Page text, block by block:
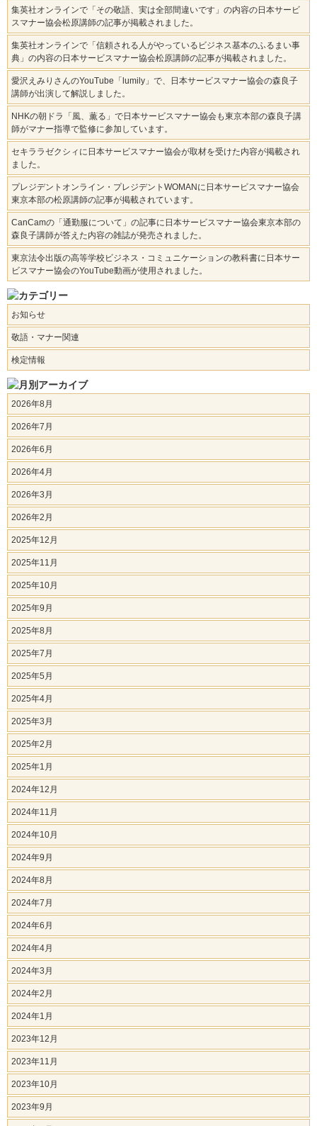
集英社オンラインで「その敬語、実は全部間違いです」の内容の日本サービ
スマナー協会松原講師の記事が掲載されました。
集英社オンラインで「信頼される人がやっているビジネス基本のふるまい事
典」の内容の日本サービスマナー協会松原講師の記事が掲載されました。
愛沢えみりさんのYouTube「lumily」で、日本サービスマナー協会の森良子
講師が出演して解説しました。
NHKの朝ドラ「風、薫る」で日本サービスマナー協会も東京本部の森良子講
師がマナー指導で監修に参加しています。
セキララゼクシィに日本サービスマナー協会が取材を受けた内容が掲載され
ました。
プレジデントオンライン・プレジデントWOMANに日本サービスマナー協会
東京本部の松原講師の記事が掲載されています。
CanCamの「通勤服について」の記事に日本サービスマナー協会東京本部の
森良子講師が答えた内容の雑誌が発売されました。
東京法令出版の高等学校ビジネス・コミュニケーションの教科書に日本サー
ビスマナー協会のYouTube動画が使用されました。
お知らせ
敬語・マナー関連
検定情報
2026年8月
2026年7月
2026年6月
2026年4月
2026年3月
2026年2月
2025年12月
2025年11月
2025年10月
2025年9月
2025年8月
2025年7月
2025年5月
2025年4月
2025年3月
2025年2月
2025年1月
2024年12月
2024年11月
2024年10月
2024年9月
2024年8月
2024年7月
2024年6月
2024年4月
2024年3月
2024年2月
2024年1月
2023年12月
2023年11月
2023年10月
2023年9月